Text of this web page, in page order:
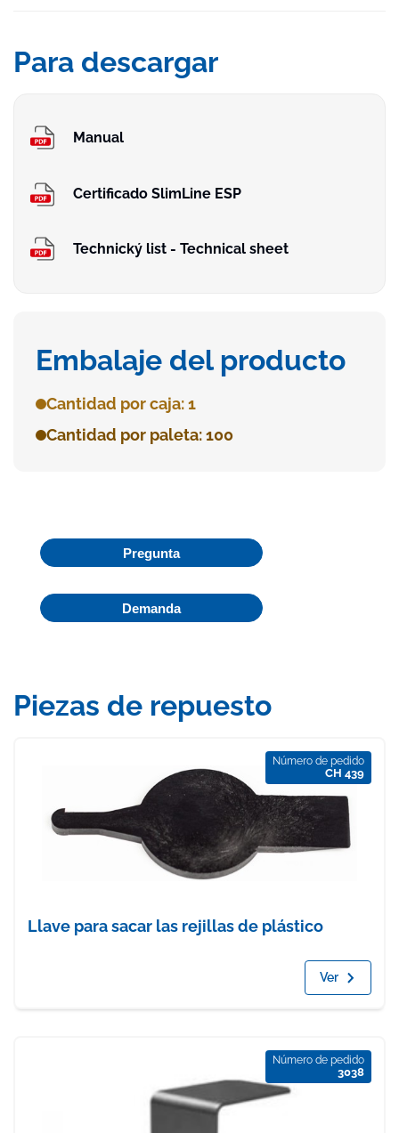
Para descargar
Manual
Certificado SlimLine ESP
Technický list - Technical sheet
Embalaje del producto
Cantidad por caja: 1
Cantidad por paleta: 100
Pregunta
Demanda
Piezas de repuesto
Número de pedido
CH 439
Llave para sacar las rejillas de plástico
Ver
Número de pedido
3038